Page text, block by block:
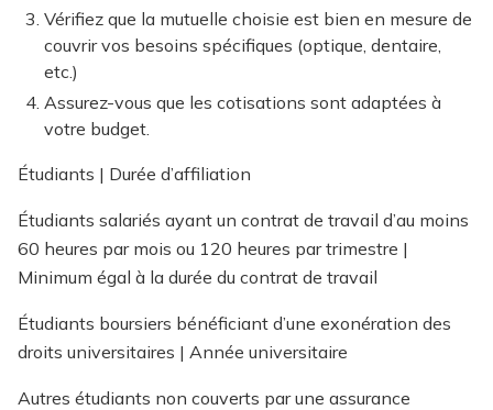
Vérifiez que la mutuelle choisie est bien en mesure de
couvrir vos besoins spécifiques (optique, dentaire,
etc.)
Assurez-vous que les cotisations sont adaptées à
votre budget.
Étudiants | Durée d’affiliation
Étudiants salariés ayant un contrat de travail d’au moins
60 heures par mois ou 120 heures par trimestre |
Minimum égal à la durée du contrat de travail
Étudiants boursiers bénéficiant d’une exonération des
droits universitaires | Année universitaire
Autres étudiants non couverts par une assurance